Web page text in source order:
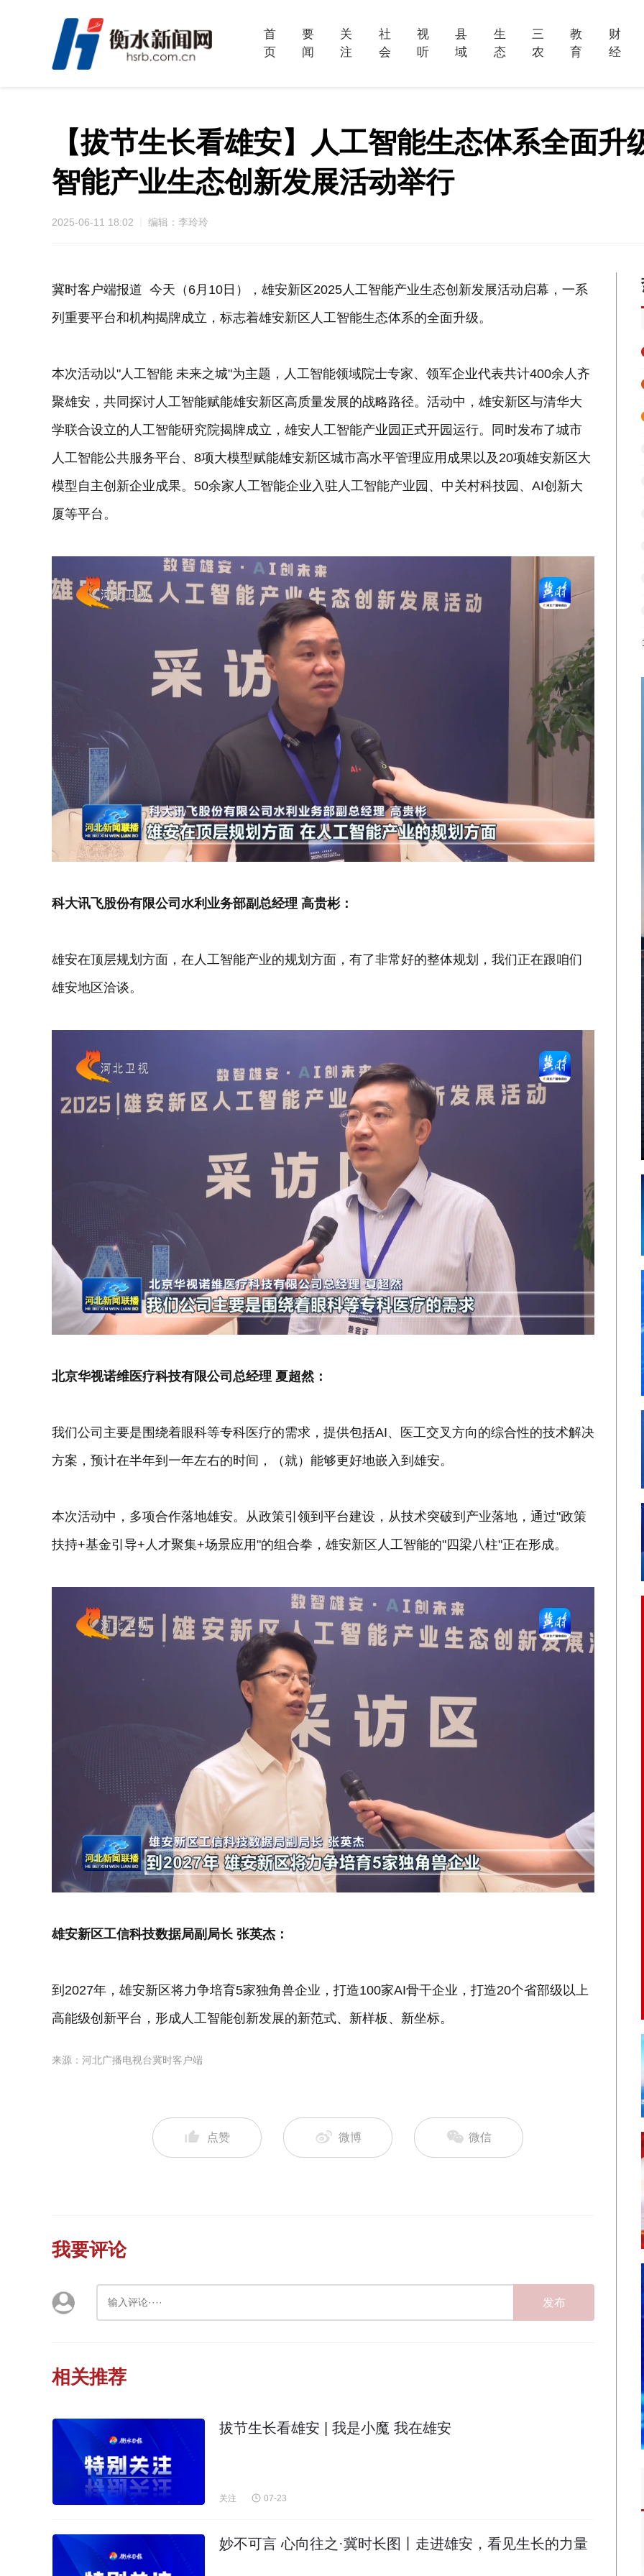
首
页
要
闻
关
注
社
会
视
听
县
域
生
态
三
农
教
育
财
经
【拔节生长看雄安】人工智能生态体系全面升
智能产业生态创新发展活动举行
2025-06-11 18:02 编辑：李玲玲
冀时客户端报道 今天（6月10日），雄安新区2025人工智能产业生态创新发展活动启幕，一系
列重要平台和机构揭牌成立，标志着雄安新区人工智能生态体系的全面升级。
本次活动以"人工智能 未来之城"为主题，人工智能领域院士专家、领军企业代表共计400余人齐
聚雄安，共同探讨人工智能赋能雄安新区高质量发展的战略路径。活动中，雄安新区与清华大
学联合设立的人工智能研究院揭牌成立，雄安人工智能产业园正式开园运行。同时发布了城市
人工智能公共服务平台、8项大模型赋能雄安新区城市高水平管理应用成果以及20项雄安新区大
模型自主创新企业成果。50余家人工智能企业入驻人工智能产业园、中关村科技园、AI创新大
厦等平台。
科大讯飞股份有限公司水利业务部副总经理 高贵彬：
雄安在顶层规划方面，在人工智能产业的规划方面，有了非常好的整体规划，我们正在跟咱们
雄安地区洽谈。
北京华视诺维医疗科技有限公司总经理 夏超然：
我们公司主要是围绕着眼科等专科医疗的需求，提供包括AI、医工交叉方向的综合性的技术解决
方案，预计在半年到一年左右的时间，（就）能够更好地嵌入到雄安。
本次活动中，多项合作落地雄安。从政策引领到平台建设，从技术突破到产业落地，通过"政策
扶持+基金引导+人才聚集+场景应用"的组合拳，雄安新区人工智能的"四梁八柱"正在形成。
雄安新区工信科技数据局副局长 张英杰：
到2027年，雄安新区将力争培育5家独角兽企业，打造100家AI骨干企业，打造20个省部级以上
高能级创新平台，形成人工智能创新发展的新范式、新样板、新坐标。
来源：河北广播电视台冀时客户端
点赞 微博 微信
我要评论
发布
相关推荐
拔节生长看雄安 | 我是小魔 我在雄安
关注 07-23
妙不可言 心向往之·冀时长图丨走进雄安，看见生长的力量